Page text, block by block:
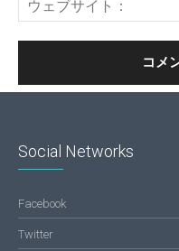
Social Networks
Facebook
Twitter